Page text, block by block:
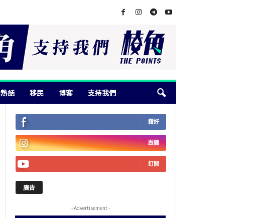
熱話 移民 博客 支持我們
讚好
跟隨
訂閱
廣告
- Advertisement -